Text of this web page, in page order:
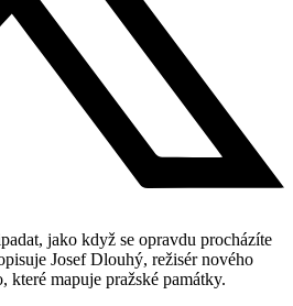
jako když se opravdu procházíte
Josef Dlouhý, režisér nového
mapuje pražské památky.